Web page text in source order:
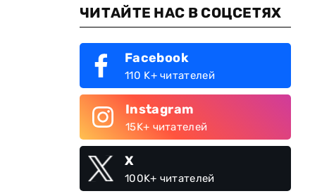
ЧИТАЙТЕ НАС В СОЦСЕТЯХ
Facebook
110 K+ читателей
Instagram
15K+ читателей
X
100K+ читателей